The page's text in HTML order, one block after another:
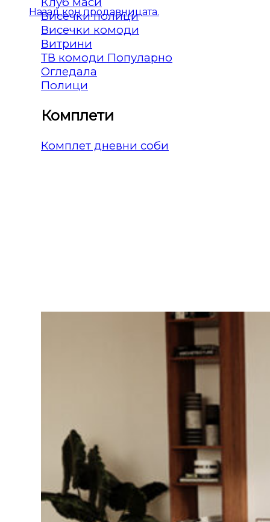
Назад кон продавницата.
Висечки полици
Висечки комоди
Витрини
ТВ комоди
Огледала
Полици
Комплети
Комплет дневни соби